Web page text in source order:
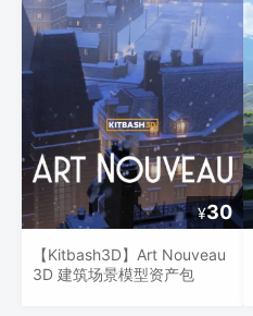
¥30
【Kitbash3D】Art Nouveau
3D 建筑场景模型资产包